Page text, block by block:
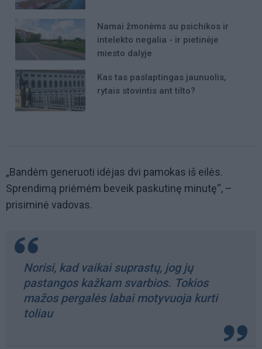
Namai žmonėms su psichikos ir
intelekto negalia - ir pietinėje
miesto dalyje
Kas tas paslaptingas jaunuolis,
rytais stovintis ant tilto?
„Bandėm generuoti idėjas dvi pamokas iš eilės.
Sprendimą priėmėm beveik paskutinę minutę“, –
prisiminė vadovas.
Norisi, kad vaikai suprastų, jog jų
pastangos kažkam svarbios. Tokios
mažos pergalės labai motyvuoja kurti
toliau